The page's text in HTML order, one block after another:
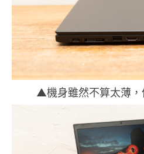
▲機身雖然不算太薄，